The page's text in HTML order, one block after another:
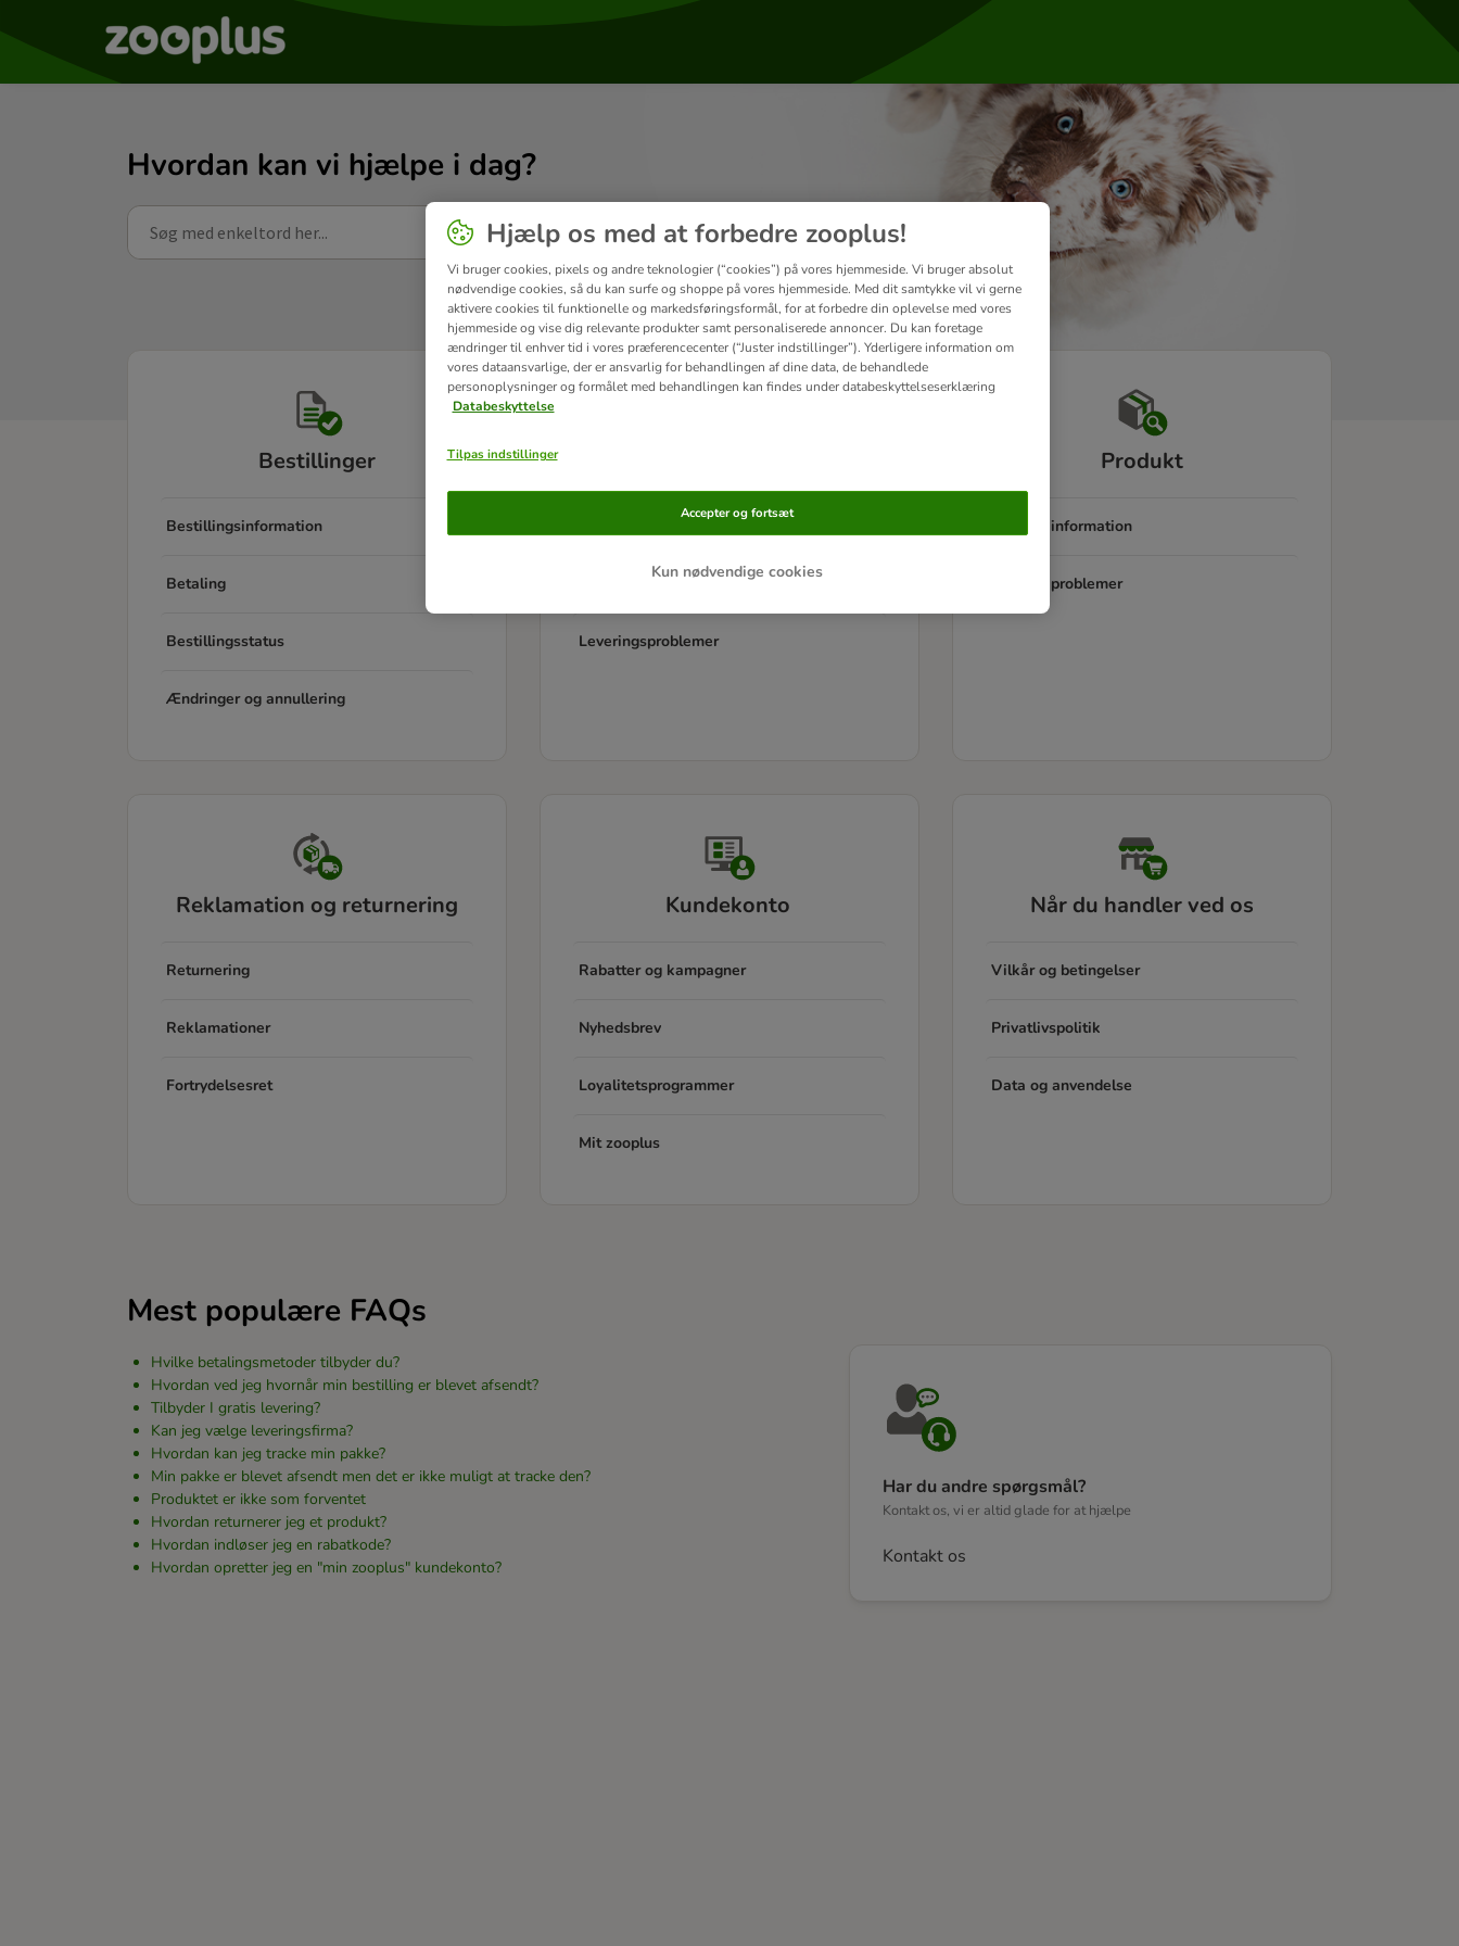
Hvordan kan vi hjælpe i dag?
Bestillinger
Bestillingsinformation
Betaling
Bestillingsstatus
Ændringer og annullering
Leveringsinformation
Pakkesporing
Leveringsproblemer
Produkt
Produkt information
Produkt problemer
Reklamation og returnering
Returnering
Reklamationer
Fortrydelsesret
Kundekonto
Rabatter og kampagner
Nyhedsbrev
Loyalitetsprogrammer
Mit zooplus
Når du handler ved os
Vilkår og betingelser
Privatlivspolitik
Data og anvendelse
Mest populære FAQs
Hvilke betalingsmetoder tilbyder du?
Hvordan ved jeg hvornår min bestilling er blevet afsendt?
Tilbyder I gratis levering?
Kan jeg vælge leveringsfirma?
Hvordan kan jeg tracke min pakke?
Min pakke er blevet afsendt men det er ikke muligt at tracke den?
Produktet er ikke som forventet
Hvordan returnerer jeg et produkt?
Hvordan indløser jeg en rabatkode?
Hvordan opretter jeg en "min zooplus" kundekonto?
Har du andre spørgsmål?
Kontakt os, vi er altid glade for at hjælpe
Kontakt os
Hjælp os med at forbedre zooplus!
Vi bruger cookies, pixels og andre teknologier (“cookies”) på vores hjemmeside. Vi bruger absolut
nødvendige cookies, så du kan surfe og shoppe på vores hjemmeside. Med dit samtykke vil vi gerne
aktivere cookies til funktionelle og markedsføringsformål, for at forbedre din oplevelse med vores
hjemmeside og vise dig relevante produkter samt personaliserede annoncer. Du kan foretage
ændringer til enhver tid i vores præferencecenter (“Juster indstillinger”). Yderligere information om
vores dataansvarlige, der er ansvarlig for behandlingen af ​​dine data, de behandlede
personoplysninger og formålet med behandlingen kan findes under databeskyttelseserklæring
Databeskyttelse
Tilpas indstillinger
Kun nødvendige cookies
Accepter og fortsæt